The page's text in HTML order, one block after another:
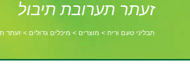
זעתר תערובת תיבול
תבליני טעם וריח > מוצרים > מיכלים גדולים > זעתר